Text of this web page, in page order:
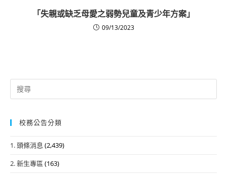
「失親或缺乏母愛之弱勢兒童及青少年方案」
09/13/2023
Search
for:
校務公告分類
1. 頭條消息 (2,439)
2. 新生專區 (163)